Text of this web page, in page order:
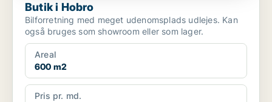
Butik i Hobro
Bilforretning med meget udenomsplads udlejes. Kan
også bruges som showroom eller som lager.
Areal
600 m2
Pris pr. md.